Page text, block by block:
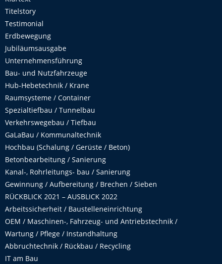
Titelstory
Testimonial
Erdbewegung
Jubiläumsausgabe
Unternehmensführung
Bau- und Nutzfahrzeuge
Hub-Hebetechnik / Krane
Raumsysteme / Container
Spezialtiefbau / Tunnelbau
Verkehrswegebau / Tiefbau
GaLaBau / Kommunaltechnik
Hochbau (Schalung / Gerüste / Beton)
Betonbearbeitung / Sanierung
Kanal-, Rohrleitungs- bau / Sanierung
Gewinnung / Aufbereitung / Brechen / Sieben
RÜCKBLICK 2021 – AUSBLICK 2022
Arbeitssicherheit / Baustelleneinrichtung
OEM / Maschinen-, Fahrzeug- und Antriebstechnik /
Wartung / Pflege / Instandhaltung
Abbruchtechnik / Rückbau / Recycling
IT am Bau